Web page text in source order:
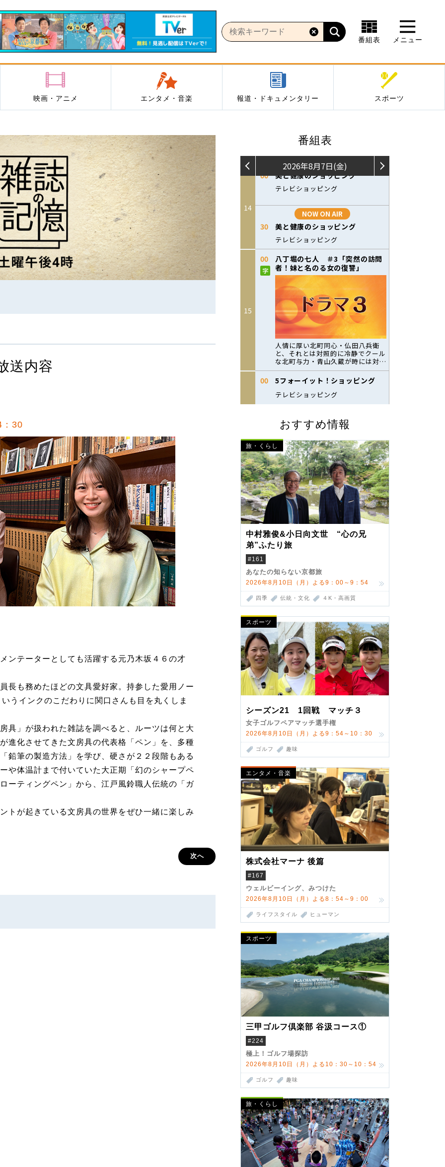
番組表 メニュー
映画・アニメ エンタメ・音楽 報道・ドキュメンタリー スポーツ
番組表
おすすめ情報
旅・くらし
中村雅俊&小日向文世 “心の兄
弟”ふたり旅
#161
あなたの知らない京都旅
2026年8月10日（月）よる9：00～9：54
四季 伝統・文化 ４K・高画質
スポーツ
シーズン21 1回戦 マッチ３
女子ゴルフペアマッチ選手権
2026年8月10日（月）よる9：54～10：30
ゴルフ 趣味
エンタメ・音楽
株式会社マーナ 後篇
#167
ウェルビーイング、みつけた
2026年8月10日（月）よる8：54～9：00
ライフスタイル ヒューマン
スポーツ
三甲ゴルフ倶楽部 谷汲コース①
#224
極上！ゴルフ場探訪
2026年8月10日（月）よる10：30～10：54
ゴルフ 趣味
旅・くらし
送内容
：30
ンテーターとしても活躍する元乃木坂４６の才
長も務めたほどの文具愛好家。持参した愛用ノー
うインクのこだわりに関口さんも目を丸くしま
具」が扱われた雑誌を調べると、ルーツは何と大
進化させてきた文房具の代表格「ペン」を、多種
鉛筆の製造方法」を学び、硬さが２２段階もある
や体温計まで付いていた大正期「幻のシャープペ
ーティングペン」から、江戸風鈴職人伝統の「ガ
トが起きている文房具の世界をぜひ一緒に楽しみ
次へ